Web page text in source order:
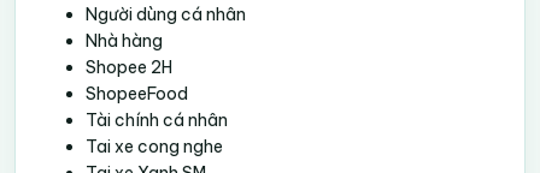
Người dùng cá nhân
Nhà hàng
Shopee 2H
ShopeeFood
Tài chính cá nhân
Tai xe cong nghe